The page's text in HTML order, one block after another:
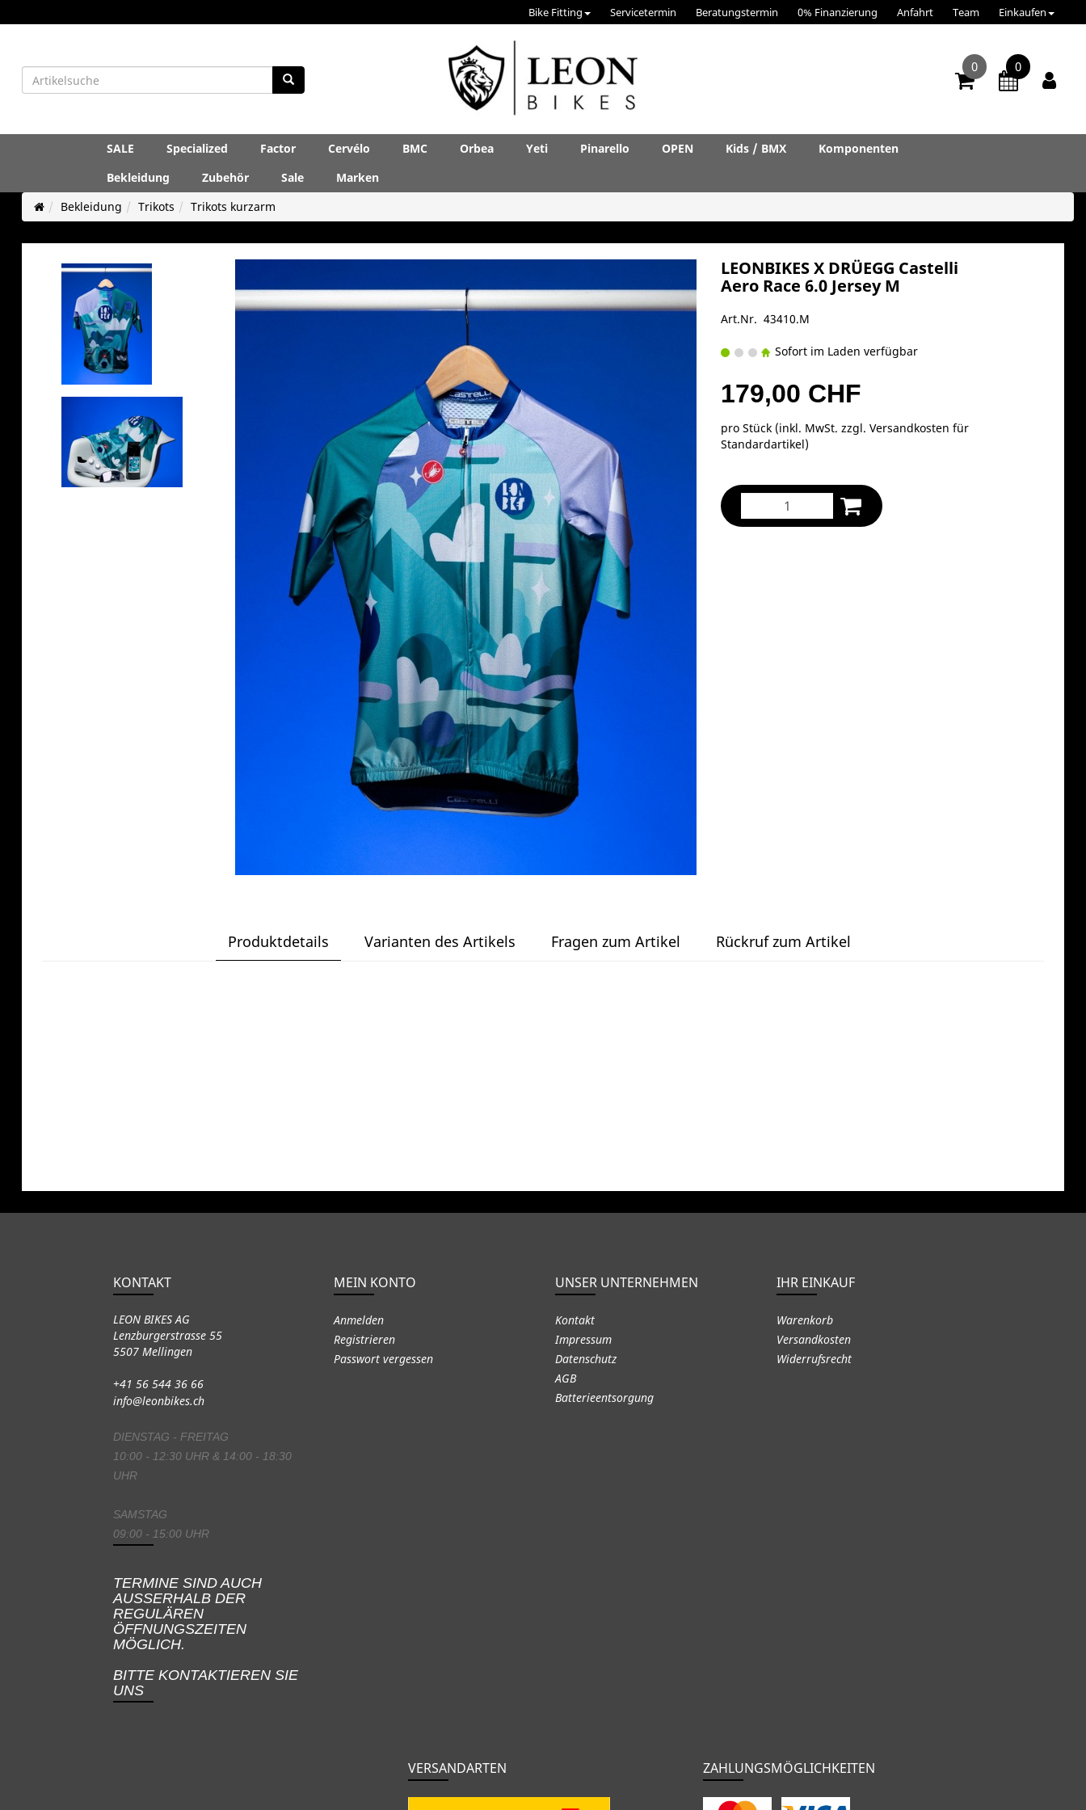
Bike Fitting Servicetermin Beratungstermin 0% Finanzierung Anfahrt Team Einkaufen
0 0
SALE Specialized Factor Cervélo BMC Orbea Yeti Pinarello OPEN Kids / BMX
Komponenten
Bekleidung
Zubehör Sale
Marken
Bekleidung
Trikots Trikots kurzarm
LEONBIKES X DRÜEGG Castelli
Aero Race 6.0 Jersey M
Art.Nr. 43410.M
Sofort im Laden verfügbar
179,00 CHF
pro Stück (inkl. MwSt. zzgl.Versandkosten für
Standardartikel)
Produktdetails Varianten des Artikels Fragen zum Artikel Rückruf zum Artikel
KONTAKT
LEON BIKES AG
Lenzburgerstrasse 55
5507 Mellingen
+41 56 544 36 66
info@leonbikes.ch
DIENSTAG - FREITAG
10:00 - 12:30 UHR & 14:00 - 18:30
UHR
SAMSTAG
09:00 - 15:00 UHR
TERMINE SIND AUCH
AUSSERHALB DER
REGULÄREN
ÖFFNUNGSZEITEN
MÖGLICH.
BITTE KONTAKTIEREN SIE
UNS
MEIN KONTO
Anmelden
Registrieren
Passwort vergessen
UNSER UNTERNEHMEN
Kontakt
Impressum
Datenschutz
AGB
Batterieentsorgung
IHR EINKAUF
Warenkorb
Versandkosten
Widerrufsrecht
VERSANDARTEN ZAHLUNGSMÖGLICHKEITEN